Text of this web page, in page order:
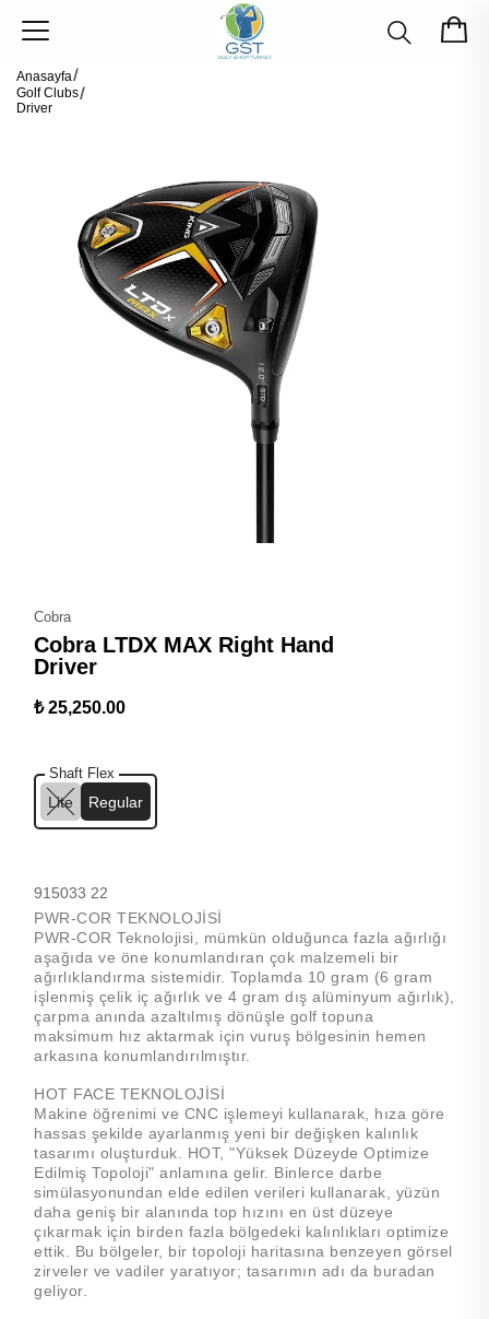
Anasayfa
Golf Clubs
Driver
Cobra
Cobra LTDX MAX Right Hand
Driver
₺ 25,250.00
Shaft Flex
Lite Regular
915033 22
PWR-COR TEKNOLOJİSİ
PWR-COR Teknolojisi, mümkün olduğunca fazla ağırlığı
aşağıda ve öne konumlandıran çok malzemeli bir
ağırlıklandırma sistemidir. Toplamda 10 gram (6 gram
işlenmiş çelik iç ağırlık ve 4 gram dış alüminyum ağırlık),
çarpma anında azaltılmış dönüşle golf topuna
maksimum hız aktarmak için vuruş bölgesinin hemen
arkasına konumlandırılmıştır.
HOT FACE TEKNOLOJİSİ
Makine öğrenimi ve CNC işlemeyi kullanarak, hıza göre
hassas şekilde ayarlanmış yeni bir değişken kalınlık
tasarımı oluşturduk. HOT, "Yüksek Düzeyde Optimize
Edilmiş Topoloji" anlamına gelir. Binlerce darbe
simülasyonundan elde edilen verileri kullanarak, yüzün
daha geniş bir alanında top hızını en üst düzeye
çıkarmak için birden fazla bölgedeki kalınlıkları optimize
ettik. Bu bölgeler, bir topoloji haritasına benzeyen görsel
zirveler ve vadiler yaratıyor; tasarımın adı da buradan
geliyor.